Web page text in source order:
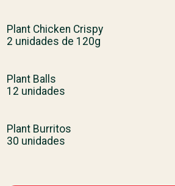
Plant Chicken Crispy
2 unidades de 120g
Plant Balls
12 unidades
Plant Burritos
30 unidades